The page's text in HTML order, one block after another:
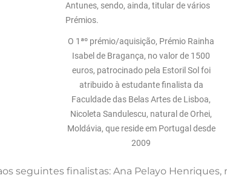
O 1ªº prémio/aquisição, Prémio Rainha
Isabel de Bragança, no valor de 1500
euros, patrocinado pela Estoril Sol foi
atribuido à estudante finalista da
Faculdade das Belas Artes de Lisboa,
Nicoleta Sandulescu, natural de Orhei,
Moldávia, que reside em Portugal desde
2009
seguintes finalistas: Ana Pelayo